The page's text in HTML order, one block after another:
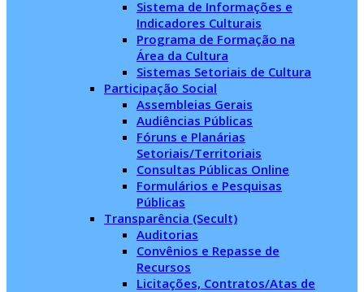
Sistema de Informações e
Indicadores Culturais
Programa de Formação na
Área da Cultura
Sistemas Setoriais de Cultura
Participação Social
Assembleias Gerais
Audiências Públicas
Fóruns e Planárias
Setoriais/Territoriais
Consultas Públicas Online
Formulários e Pesquisas
Públicas
Transparência (Secult)
Auditorias
Convênios e Repasse de
Recursos
Licitações, Contratos/Atas de